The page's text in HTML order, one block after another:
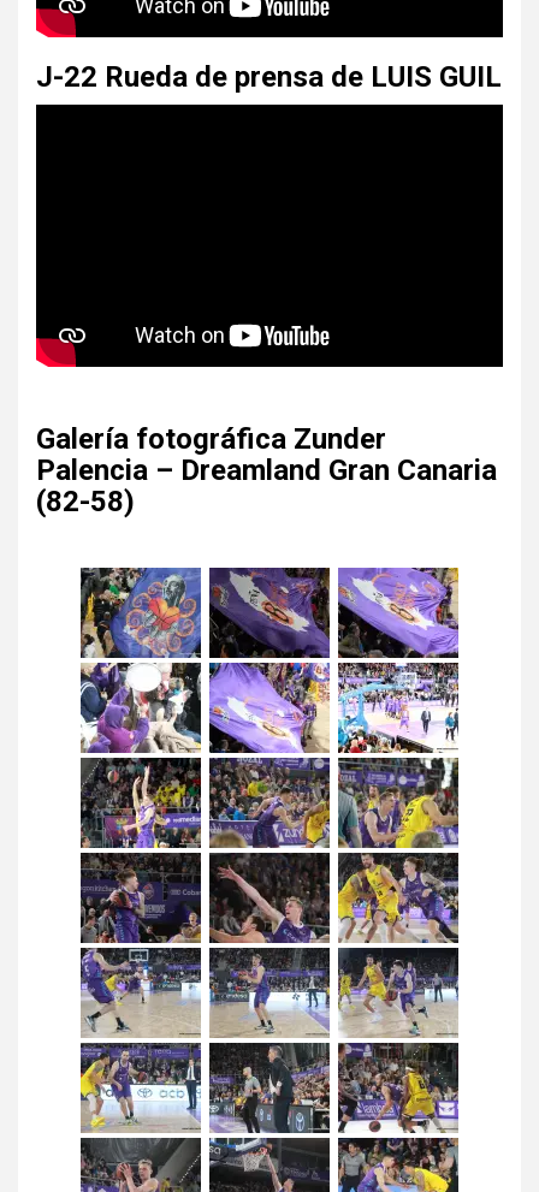
J-22 Rueda de prensa de LUIS GUIL
Galería fotográfica Zunder
Palencia – Dreamland Gran Canaria
(82-58)